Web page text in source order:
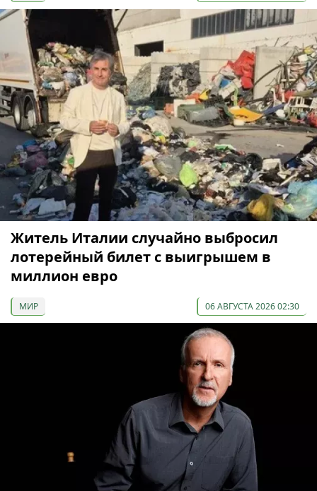
Житель Италии случайно выбросил
лотерейный билет с выигрышем в
миллион евро
МИР 06 АВГУСТА 2026 02:30